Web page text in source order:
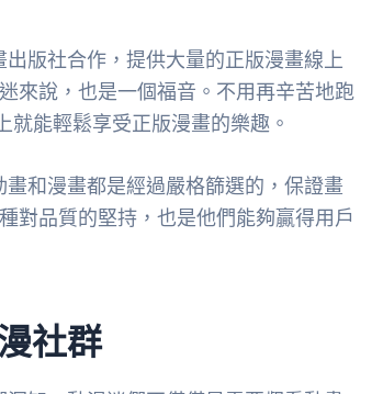
版社合作，提供大量的正版漫畫線上
來說，也是一個福音。不用再辛苦地跑
能輕鬆享受正版漫畫的樂趣。
和漫畫都是經過嚴格篩選的，保證畫
對品質的堅持，也是他們能夠贏得用戶
社群